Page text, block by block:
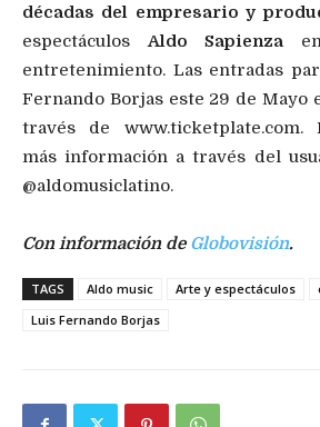
décadas del empresario y
espectáculos Aldo Sapienza
entretenimiento. Las entradas
Fernando Borjas este 29 de Mayo
través de www.ticketplate.com.
más información a través del
@aldomusiclatino.
Con información de Globovisión.
TAGS Aldo music Arte y espectáculos
Luis Fernando Borjas